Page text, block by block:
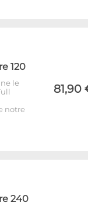
120
le
notre
81,90
240